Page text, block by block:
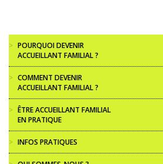
> POURQUOI DEVENIR
ACCUEILLANT FAMILIAL ?
> COMMENT DEVENIR
ACCUEILLANT FAMILIAL ?
> ÊTRE ACCUEILLANT FAMILIAL
EN PRATIQUE
> INFOS PRATIQUES